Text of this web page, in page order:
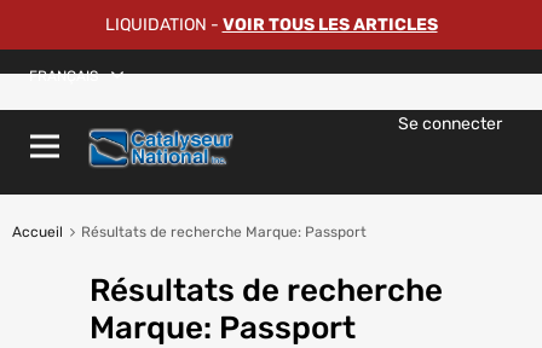
LIQUIDATION - VOIR TOUS LES ARTICLES
FRANÇAIS
Se connecter
Accueil Résultats de recherche Marque: Passport
Résultats de recherche
Marque: Passport